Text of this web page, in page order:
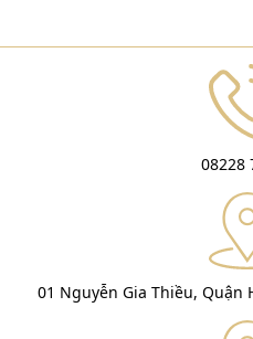
08228
01 Nguyễn Gia Thiều, Quận